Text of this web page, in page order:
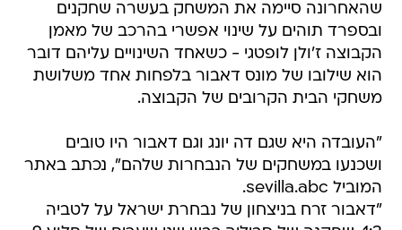
שהאחרונה סיימה את המשחק בעשרה שחקנים
ובספרד תוהים על שינוי אפשרי בהרכב של מאמן
הקבוצה ז'ולן לופטגי - כשאחד השינויים עליהם דובר
הוא שילובו של מונס דאבור בלפחות אחד משלושת
משחקי הבית הקרובים של הקבוצה.
"העובדה היא שגם דה יונג וגם דאבור היו טובים
ושכנעו במשחקים של הנבחרות שלהם", נכתב באתר
המוביל sevilla.abc.
"דאבור זרח בניצחון של נבחרת ישראל על לטביה